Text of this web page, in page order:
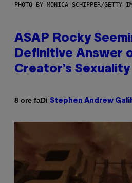
PHOTO BY MONICA SCHIPPER/GETTY
ASAP Rocky
Definitive Answer
Creator’s Sexuality
8 ore faDi Stephen Andrew